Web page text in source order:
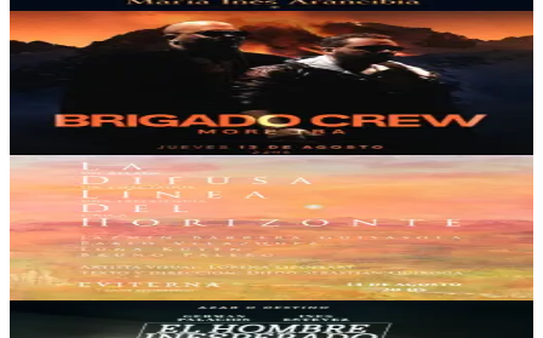
UFO POINT LAS LEÑAS
13/08/2026, 23:00 hsJue., 13 ago.,23:00 hs
EVITERNA Espacio & Experiencias
La difusa linea del horizonte
14/08/2026, 20:00 hsVie., 14 ago.,20:00 hs
5
0